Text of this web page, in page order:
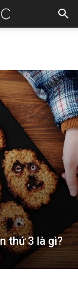
thứ 3 là gì?